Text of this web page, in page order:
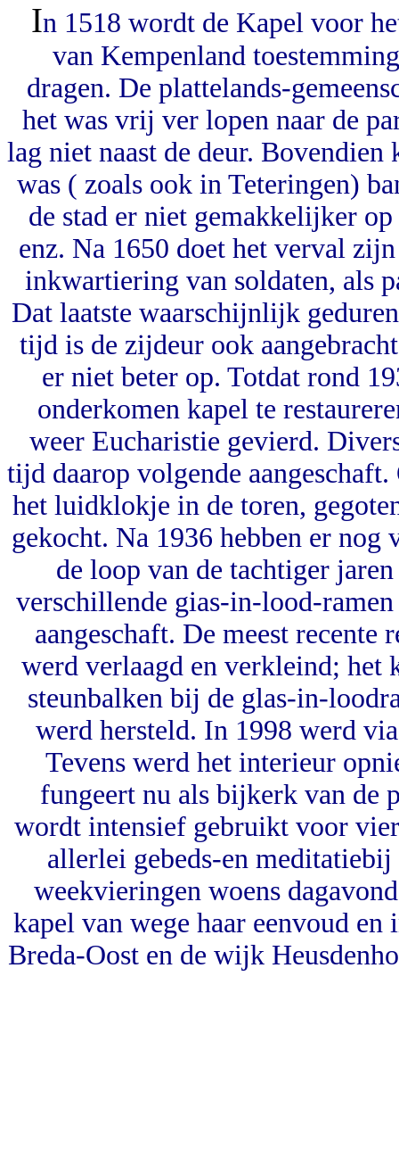
In 1518 wordt de Kapel voor
van Kempenland
dragen. De plattelands-
het was vrij ver lopen naar de
lag niet naast de deur. Bovendien
was ( zoals ook in Teteringen)
de stad er niet gemakkelijker
enz. Na 1650 doet het verval
inkwartiering van soldaten, als
Dat laatste waarschijnlijk
tijd is de zijdeur ook
er niet beter op. Totdat rond
onderkomen kapel te
weer Eucharistie gevierd.
tijd daarop volgende
het luidklokje in de toren,
gekocht. Na 1936 hebben er nog
de loop van de tachtiger
verschillende gias-in-lood-
aangeschaft. De meest recente
werd verlaagd en verkleind; het
steunbalken bij de glas-in-
werd hersteld. In 1998 werd
Tevens werd het interieur
fungeert nu als bijkerk van de
wordt intensief gebruikt voor
allerlei gebeds-en
weekvieringen woens
kapel van wege haar eenvoud
Breda-Oost en de wijk